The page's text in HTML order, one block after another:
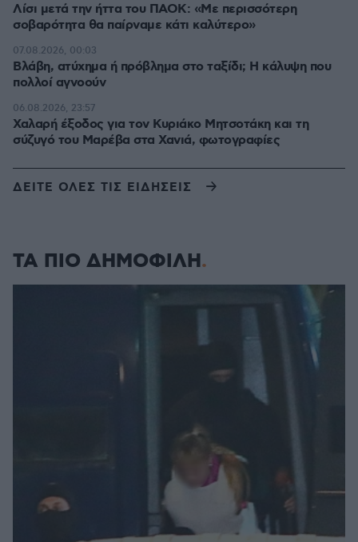
Λίσι μετά την ήττα του ΠΑΟΚ: «Με περισσότερη
σοβαρότητα θα παίρναμε κάτι καλύτερο»
Βλάβη, ατύχημα ή πρόβλημα στο ταξίδι; Η κάλυψη που
πολλοί αγνοούν
07.08.2026, 00:03
Χαλαρή έξοδος για τον Κυριάκο Μητσοτάκη και τη
σύζυγό του Μαρέβα στα Χανιά, φωτογραφίες
06.08.2026, 23:57
ΔΕΙΤΕ ΟΛΕΣ ΤΙΣ ΕΙΔΗΣΕΙΣ
ΤΑ ΠΙΟ ΔΗΜΟΦΙΛΗ